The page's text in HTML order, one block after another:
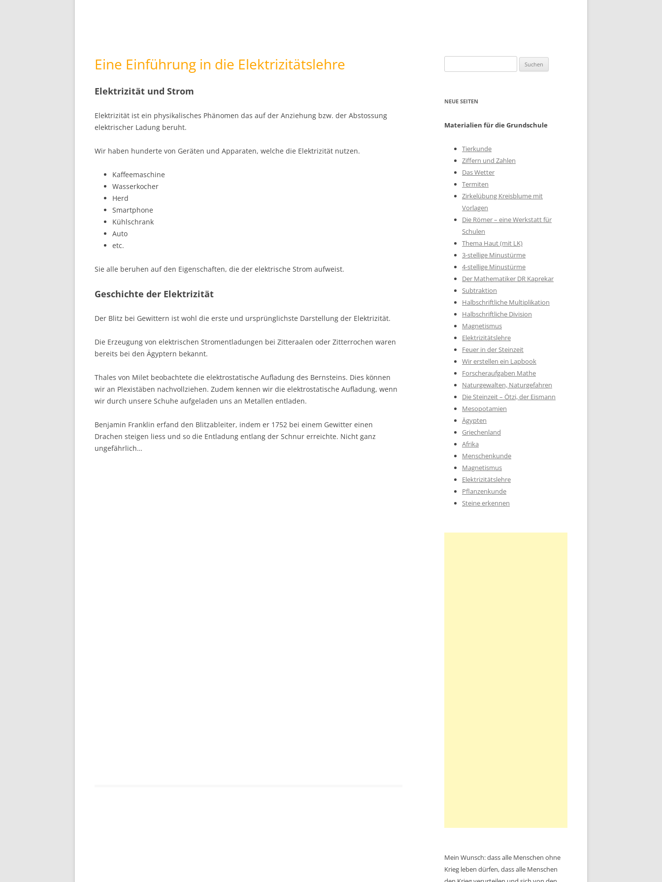
Eine Einführung in die Elektrizitätslehre
Elektrizität und Strom
Elektrizität ist ein physikalisches Phänomen das auf der Anziehung bzw. der Abstossung
elektrischer Ladung beruht.
Wir haben hunderte von Geräten und Apparaten, welche die Elektrizität nutzen.
Kaffeemaschine
Wasserkocher
Herd
Smartphone
Kühlschrank
Auto
etc.
Sie alle beruhen auf den Eigenschaften, die der elektrische Strom aufweist.
Geschichte der Elektrizität
Der Blitz bei Gewittern ist wohl die erste und ursprünglichste Darstellung der Elektrizität.
Die Erzeugung von elektrischen Stromentladungen bei Zitteraalen oder Zitterrochen waren
bereits bei den Ägyptern bekannt.
Thales von Milet beobachtete die elektrostatische Aufladung des Bernsteins. Dies können
wir an Plexistäben nachvollziehen. Zudem kennen wir die elektrostatische Aufladung, wenn
wir durch unsere Schuhe aufgeladen uns an Metallen entladen.
Benjamin Franklin erfand den Blitzableiter, indem er 1752 bei einem Gewitter einen
Drachen steigen liess und so die Entladung entlang der Schnur erreichte. Nicht ganz
ungefährlich…
nach:
NEUE SEITEN
Materialien für die Grundschule
Tierkunde
Ziffern und Zahlen
Das Wetter
Termiten
Zirkelübung Kreisblume mit
Vorlagen
Die Römer – eine Werkstatt für
Schulen
Thema Haut (mit LK)
3-stellige Minustürme
4-stellige Minustürme
Der Mathematiker DR Kaprekar
Subtraktion
Halbschriftliche Multiplikation
Halbschriftliche Division
Magnetismus
Elektrizitätslehre
Feuer in der Steinzeit
Wir erstellen ein Lapbook
Forscheraufgaben Mathe
Naturgewalten, Naturgefahren
Die Steinzeit – Ötzi, der Eismann
Mesopotamien
Ägypten
Griechenland
Afrika
Menschenkunde
Magnetismus
Elektrizitätslehre
Pflanzenkunde
Steine erkennen
Mein Wunsch: dass alle Menschen ohne
Krieg leben dürfen, dass alle Menschen